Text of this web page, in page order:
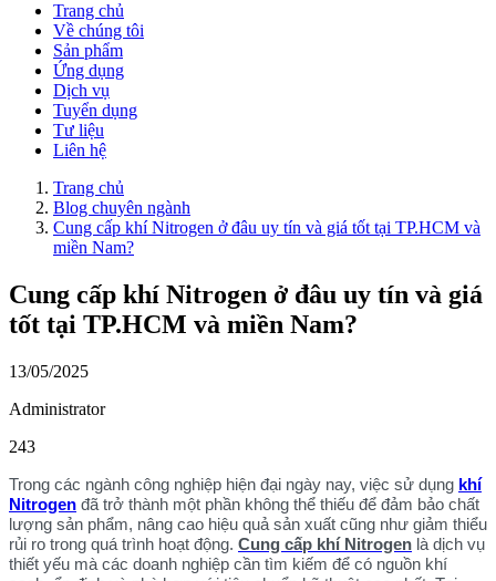
Trang chủ
Về chúng tôi
Sản phẩm
Ứng dụng
Dịch vụ
Tuyển dụng
Tư liệu
Liên hệ
Trang chủ
Blog chuyên ngành
Cung cấp khí Nitrogen ở đâu uy tín và giá tốt tại TP.HCM và
miền Nam?
Cung cấp khí Nitrogen ở đâu uy tín và giá
tốt tại TP.HCM và miền Nam?
13/05/2025
Administrator
243
Trong các ngành công nghiệp hiện đại ngày nay, việc sử dụng khí
Nitrogen đã trở thành một phần không thể thiếu để đảm bảo chất
lượng sản phẩm, nâng cao hiệu quả sản xuất cũng như giảm thiểu
rủi ro trong quá trình hoạt động. Cung cấp khí Nitrogen là dịch vụ
thiết yếu mà các doanh nghiệp cần tìm kiếm để có nguồn khí